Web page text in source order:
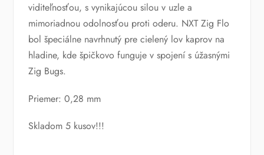
viditeľnosťou, s vynikajúcou silou v uzle a
mimoriadnou odolnosťou proti oderu. NXT Zig Flo
bol špeciálne navrhnutý pre cielený lov kaprov na
hladine, kde špičkovo funguje v spojení s úžasnými
Zig Bugs.
Priemer: 0,28 mm
Skladom 5 kusov!!!